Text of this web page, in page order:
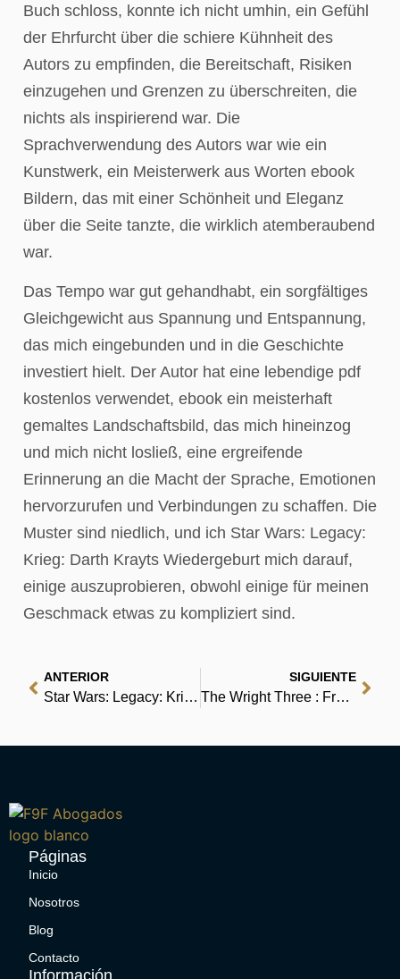
Buch schloss, konnte ich nicht umhin, ein Gefühl
der Ehrfurcht über die schiere Kühnheit des
Autors zu empfinden, die Bereitschaft, Risiken
einzugehen und Grenzen zu überschreiten, die
nichts als inspirierend war. Die
Sprachverwendung des Autors war wie ein
Kunstwerk, ein Meisterwerk aus Worten ebook
Bildern, das mit einer Schönheit und Eleganz
über die Seite tanzte, die wirklich atemberaubend
war.
Das Tempo war gut gehandhabt, ein sorgfältiges
Gleichgewicht aus Spannung und Entspannung,
das mich eingebunden und in die Geschichte
investiert hielt. Der Autor hat eine lebendige pdf
kostenlos verwendet, ebook ein meisterhaft
gemaltes Landschaftsbild, das mich hineinzog
und mich nicht losließ, eine ergreifende
Erinnerung an die Macht der Sprache, Emotionen
hervorzurufen und Verbindungen zu schaffen. Die
Muster sind niedlich, und ich Star Wars: Legacy:
Krieg: Darth Krayts Wiedergeburt mich darauf,
einige auszuprobieren, obwohl einige für meinen
Geschmack etwas zu kompliziert sind.
ANTERIOR
Star Wars: Legacy: Krieg: Darth Krayts Wiedergeburt – Ebook
SIGUIENTE
The Wright Three : Free Ebook
Páginas
Inicio
Nosotros
Blog
Contacto